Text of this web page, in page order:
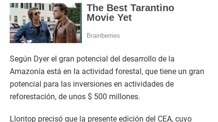
Según Dyer el gran potencial del desarrollo de la
Amazonía está en la actividad forestal, que tiene un gran
potencial para las inversiones en actividades de
reforestación, de unos $ 500 millones.
Llontop precisó que la presente edición del CEA, cuyo